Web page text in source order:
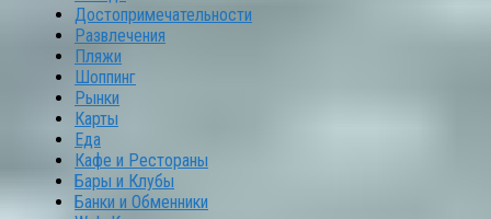
Достопримечательности
Развлечения
Пляжи
Шоппинг
Рынки
Карты
Еда
Кафе и Рестораны
Бары и Клубы
Банки и Обменники